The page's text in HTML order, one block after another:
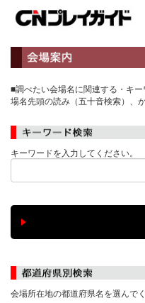
■調べたい会場名に関連する・キ
場名先頭の読み（五十音検索）、
キーワードを入力してください。
会場所在地の都道府県名を選んでく